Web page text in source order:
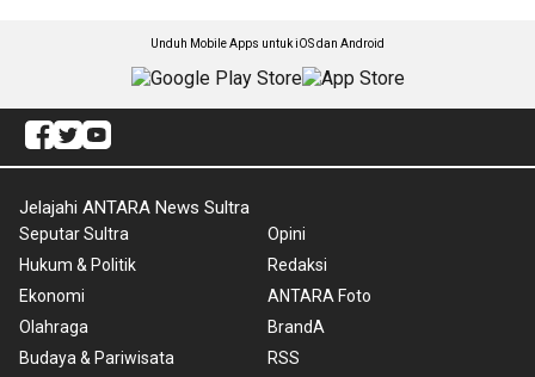
Unduh Mobile Apps untuk iOS dan Android
Jelajahi ANTARA News Sultra
Seputar Sultra
Hukum & Politik
Ekonomi
Olahraga
Budaya & Pariwisata
Opini
Redaksi
ANTARA Foto
BrandA
RSS